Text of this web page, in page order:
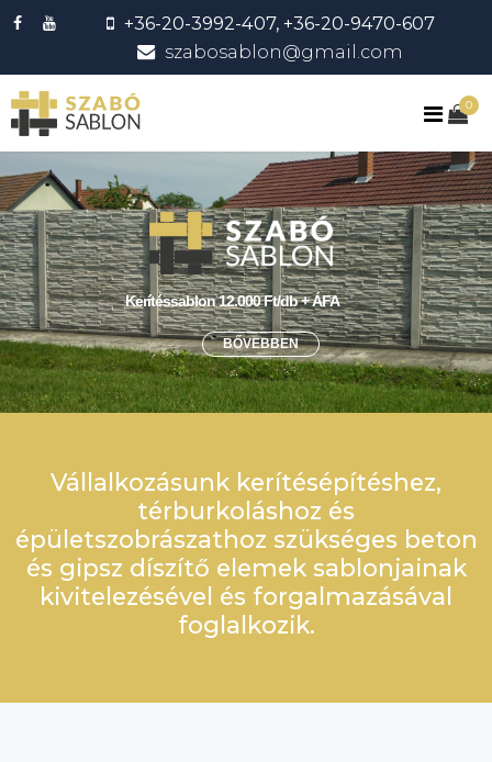
+36-20-3992-407, +36-20-9470-607
szabosablon@gmail.com
0
Kerítéssablon 12.000 Ft/db + ÁFA
BŐVEBBEN
Vállalkozásunk kerítésépítéshez,
térburkoláshoz és
épületszobrászathoz szükséges beton
és gipsz díszítő elemek sablonjainak
kivitelezésével és forgalmazásával
foglalkozik.